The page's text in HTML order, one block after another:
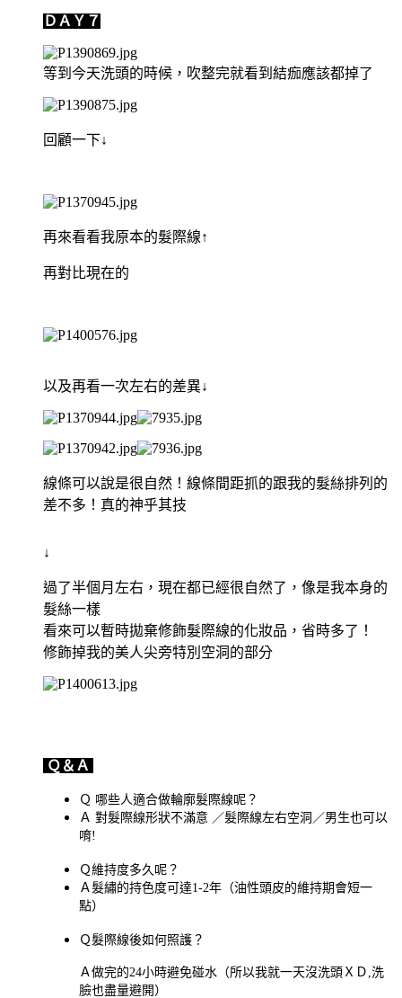
ＤＡＹ７
等到今天洗頭的時候，吹整完就看到結痂應該都掉了
回顧一下↓
再來看看我原本的髮際線↑
再對比現在的
以及再看一次左右的差異↓
線條可以說是很自然！線條間距抓的跟我的髮絲排列的
差不多！真的神乎其技
↓
過了半個月左右，現在都已經很自然了，像是我本身的
髮絲一樣
看來可以暫時拋棄修飾髮際線的化妝品，省時多了！
修飾掉我的美人尖旁特別空洞的部分
Ｑ＆Ａ
Ｑ 哪些人適合做輪廓髮際線呢？
Ａ 對髮際線形狀不滿意 ／髮際線左右空洞／男生也可以
唷!
Ｑ維持度多久呢？
Ａ髮繡的持色度可達1-2年（油性頭皮的維持期會短一
點）
Ｑ髮際線後如何照護？
Ａ做完的24小時避免碰水（所以我就一天沒洗頭ＸＤ,洗
臉也盡量避開）